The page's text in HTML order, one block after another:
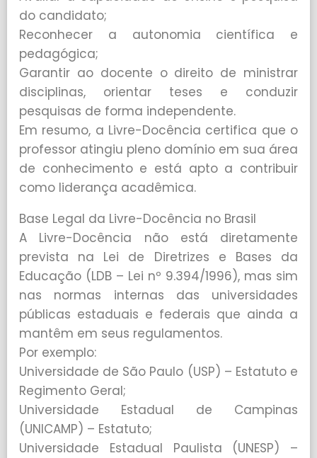
do candidato;
Reconhecer a autonomia científica e
pedagógica;
Garantir ao docente o direito de ministrar
disciplinas, orientar teses e conduzir
pesquisas de forma independente.
Em resumo, a Livre-Docência certifica que o
professor atingiu pleno domínio em sua área
de conhecimento e está apto a contribuir
como liderança acadêmica.
Base Legal da Livre-Docência no Brasil
A Livre-Docência não está diretamente
prevista na Lei de Diretrizes e Bases da
Educação (LDB – Lei nº 9.394/1996), mas sim
nas normas internas das universidades
públicas estaduais e federais que ainda a
mantêm em seus regulamentos.
Por exemplo:
Universidade de São Paulo (USP) – Estatuto e
Regimento Geral;
Universidade Estadual de Campinas
(UNICAMP) – Estatuto;
Universidade Estadual Paulista (UNESP) –